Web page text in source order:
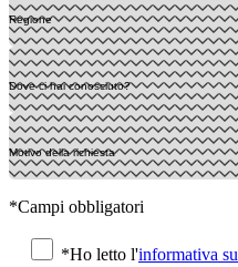
*Campi obbligatori
*Ho letto l'informativa